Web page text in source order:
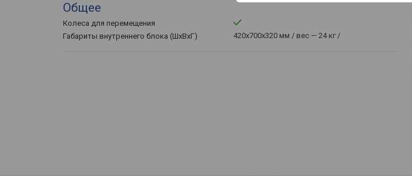
Общее
Колеса для перемещения
Габариты внутреннего блока (ШхВхГ)
420x700x320 мм / вес — 24 кг /